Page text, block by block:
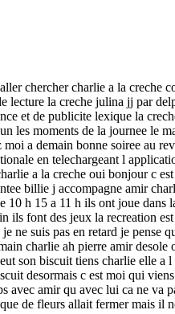
chercher charlie a la
la creche julina jj par
et de publicite lexique la
les moments de la journee le
a demain bonne soiree au
en telechargeant l
a la creche oui bonjour c
billie j accompagne amir
h 15 a 11 h ils ont joue
ils font des jeux la recreation
ne suis pas en retard je
charlie ah pierre amir
son biscuit tiens charlie elle
desormais c est moi qui
avec amir qu avec lui ca ne
de fleurs allait fermer mais